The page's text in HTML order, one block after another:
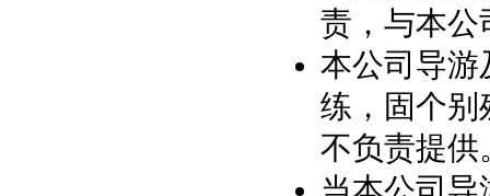
责，与本公
本公司导游
练，固个别
不负责提供